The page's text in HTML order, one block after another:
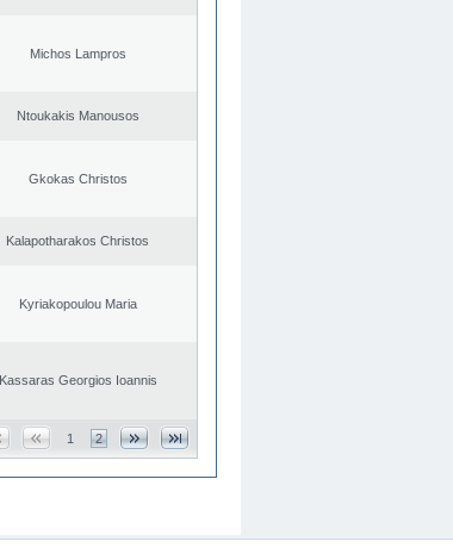
Michos Lampros
Ntoukakis Manousos
Gkokas Christos
Kalapotharakos Christos
Kyriakopoulou Maria
Kassaras Georgios Ioannis
1 2